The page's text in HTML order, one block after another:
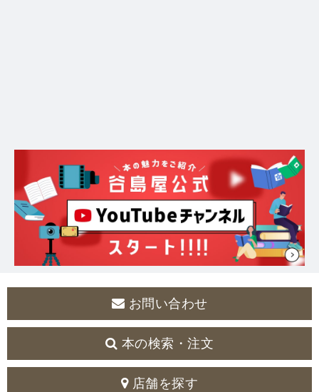
お問い合わせ
本の検索・注文
店舗を探す